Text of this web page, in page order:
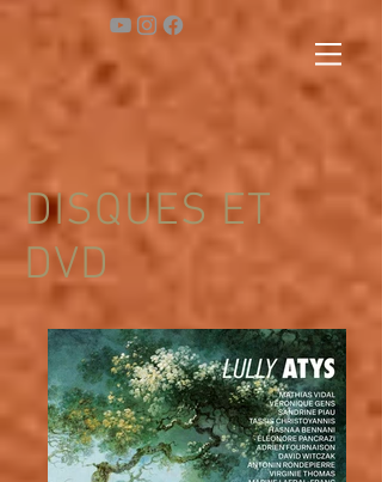
DISQUES ET
DVD